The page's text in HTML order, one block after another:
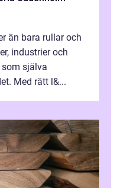
än bara rullar och
industrier och
själva
Med rätt l&...